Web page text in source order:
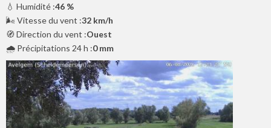
💧 Humidité :46 %
🌬️ Vitesse du vent :32 km/h
🧭 Direction du vent :Ouest
🌧️ Précipitations 24 h :0 mm